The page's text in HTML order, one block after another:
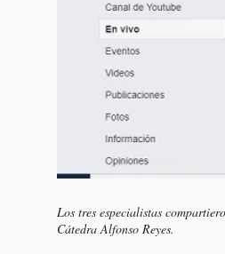
Los tres especialistas
Cátedra Alfonso Reyes.